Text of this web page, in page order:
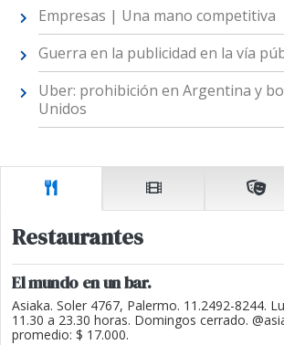
Empresas | Una mano competitiva
Guerra en la publicidad en la vía
Uber: prohibición en Argentina y
Unidos
Restaurantes
El mundo en un bar.
Asiaka. Soler 4767, Palermo. 11.2492-8244.
11.30 a 23.30 horas. Domingos cerrado.
promedio: $ 17.000.